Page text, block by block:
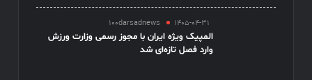
100darsadnews 1405-04-31
المپیک ویژه ایران با مجوز رسمی وزارت ورزش
وارد فصل تازه‌ای شد